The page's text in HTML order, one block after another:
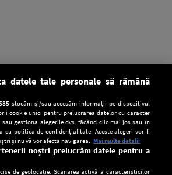
datele tale personale să rămână
stocăm și/sau accesăm informații pe dispozitivul
cookie unici pentru prelucrarea datelor cu caracter
gestiona alegerile dvs. făcând clic mai jos sau în
cu politica de confidențialitate. Aceste alegeri vor fi
și nu vă vor afecta navigarea. Mai multe detalii
noștri prelucrăm datele pentru a
de geolocație. Scanarea activă a caracteristicilor